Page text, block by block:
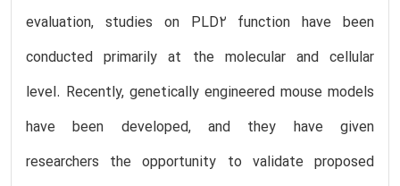
evaluation, studies on PLD2 function have been
conducted primarily at the molecular and cellular
level. Recently, genetically engineered mouse models
have been developed, and they have given
researchers the opportunity to validate proposed